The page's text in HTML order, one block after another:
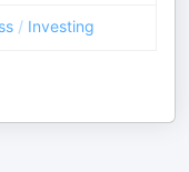
/ Investing